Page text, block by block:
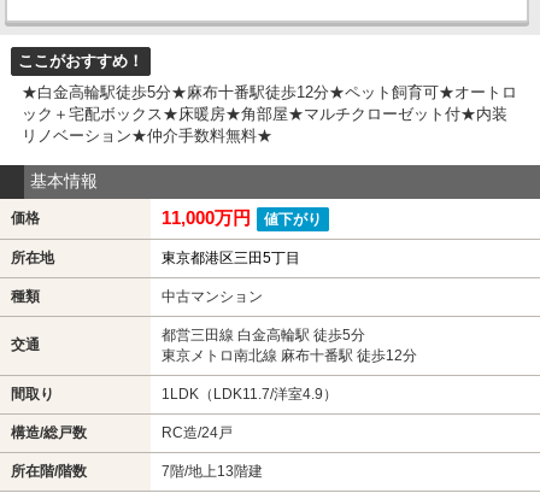
ここがおすすめ！
★白金高輪駅徒歩5分★麻布十番駅徒歩12分★ペット飼育可★オートロ
ック＋宅配ボックス★床暖房★角部屋★マルチクローゼット付★内装
リノベーション★仲介手数料無料★
基本情報
価格 11,000万円 値下がり
所在地 東京都港区三田5丁目
種類 中古マンション
交通
都営三田線 白金高輪駅 徒歩5分
東京メトロ南北線 麻布十番駅 徒歩12分
間取り 1LDK（LDK11.7/洋室4.9）
構造/総戸数 RC造/24戸
所在階/階数 7階/地上13階建